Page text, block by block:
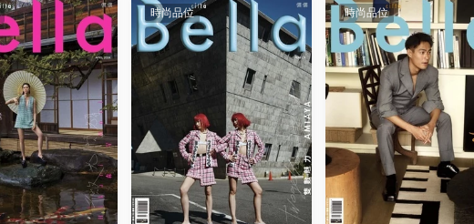
時尚品位 時尚品位